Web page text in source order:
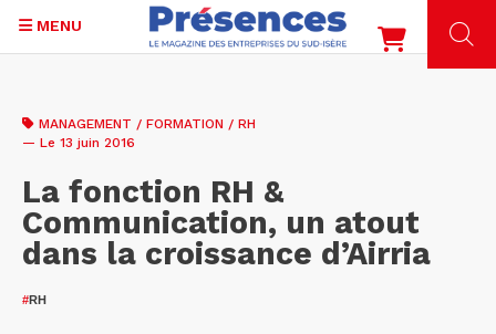
contenu
MENU
MANAGEMENT / FORMATION / RH
— Le 13 juin 2016
La fonction RH &
Communication, un atout
dans la croissance d’Airria
#RH